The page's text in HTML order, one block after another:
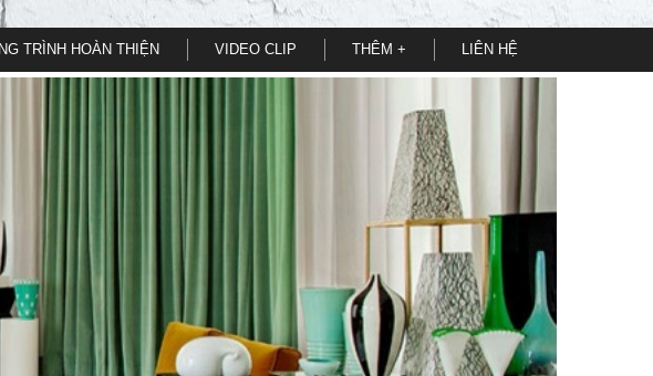
TRÌNH HOÀN THIỆN VIDEO CLIP THÊM + LIÊN HỆ